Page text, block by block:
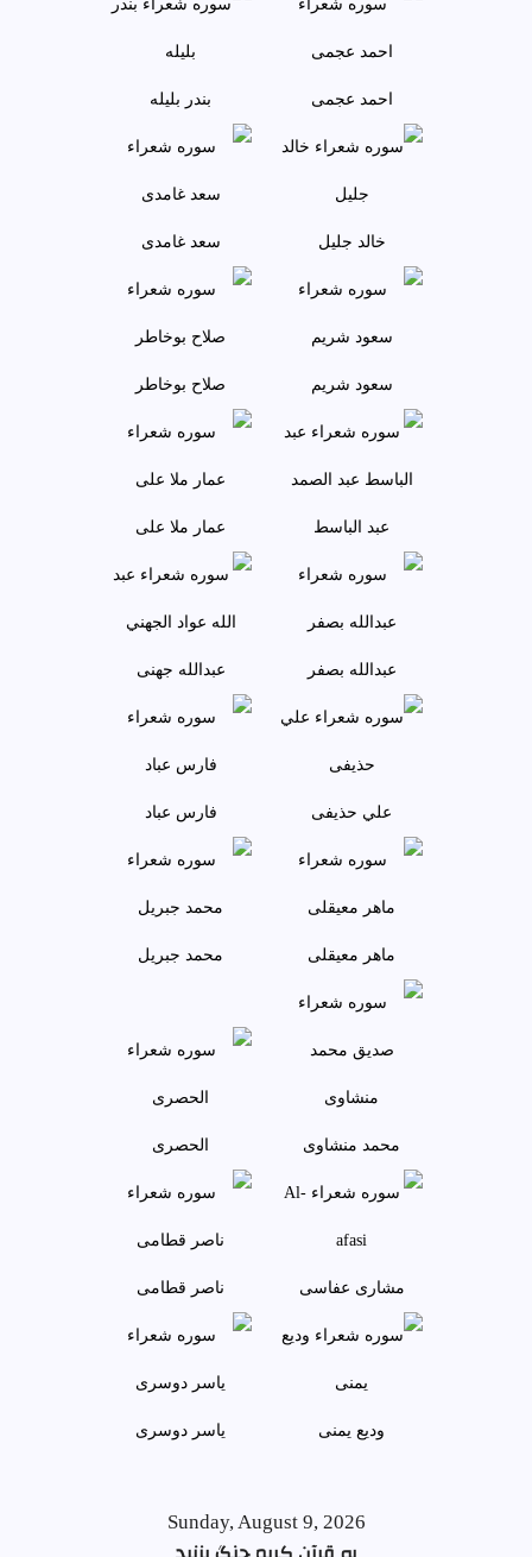
احمد عجمى بندر بليله
خالد جليل سعد غامدی
سعود شريم صلاح بوخاطر
عبد الباسط عمار ملا علی
عبدالله بصفر عبدالله جهنی
علي حذيفی فارس عباد
ماهر معيقلی محمد جبريل
محمد منشاوی الحصری
مشاری عفاسی ناصر قطامی
وديع يمنی ياسر دوسری
Sunday, August 9, 2026